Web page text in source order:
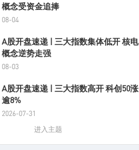
概念受资金追捧
08-04
A股开盘速递 | 三大指数集体低开 核电
概念逆势走强
08-03
A股开盘速递 | 三大指数高开 科创50涨
逾8%
2026-07-31
进入主题